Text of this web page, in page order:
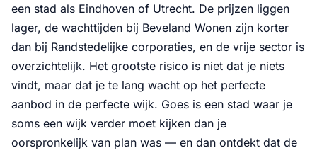
een stad als Eindhoven of Utrecht. De prijzen liggen
lager, de wachttijden bij Beveland Wonen zijn korter
dan bij Randstedelijke corporaties, en de vrije sector is
overzichtelijk. Het grootste risico is niet dat je niets
vindt, maar dat je te lang wacht op het perfecte
aanbod in de perfecte wijk. Goes is een stad waar je
soms een wijk verder moet kijken dan je
oorspronkelijk van plan was — en dan ontdekt dat de